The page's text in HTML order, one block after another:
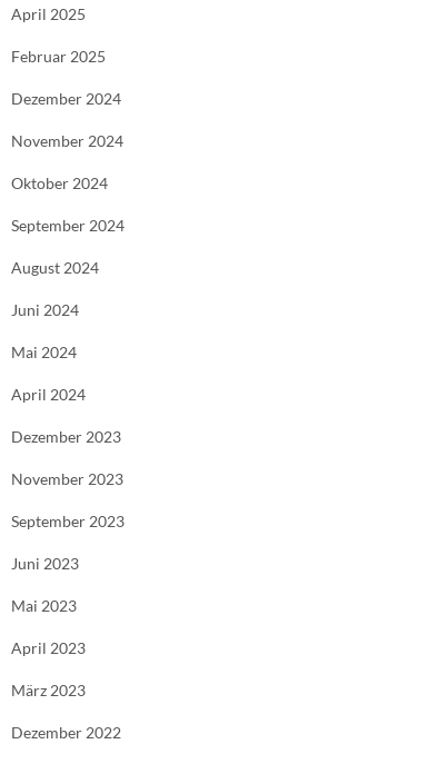
April 2025
Februar 2025
Dezember 2024
November 2024
Oktober 2024
September 2024
August 2024
Juni 2024
Mai 2024
April 2024
Dezember 2023
November 2023
September 2023
Juni 2023
Mai 2023
April 2023
März 2023
Dezember 2022